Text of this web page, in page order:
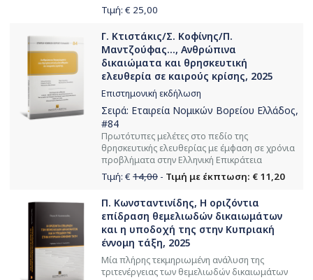
Τιμή: € 25,00
Γ. Κτιστάκις/Σ. Κοφίνης/Π.
Μαντζούφας..., Ανθρώπινα
δικαιώματα και θρησκευτική
ελευθερία σε καιρούς κρίσης, 2025
Επιστημονική εκδήλωση
Σειρά: Εταιρεία Νομικών Βορείου Ελλάδος,
#84
Πρωτότυπες μελέτες στο πεδίο της
θρησκευτικής ελευθερίας με έμφαση σε χρόνια
προβλήματα στην Ελληνική Επικράτεια
Τιμή: € 14,00 - Τιμή με έκπτωση: € 11,20
Π. Κωνσταντινίδης, Η οριζόντια
επίδραση θεμελιωδών δικαιωμάτων
και η υποδοχή της στην Kυπριακή
έννομη τάξη, 2025
Μία πλήρης τεκμηριωμένη ανάλυση της
τριτενέργειας των θεμελιωδών δικαιωμάτων